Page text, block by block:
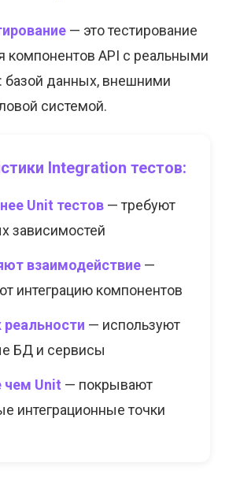
— это тестирование
компонентов API с реальными
базой данных, внешними
системой.
Integration тестов:
Unit тестов — требуют
зависимостей
взаимодействие —
интеграцию компонентов
— используют
БД и сервисы
Unit — покрывают
интеграционные точки